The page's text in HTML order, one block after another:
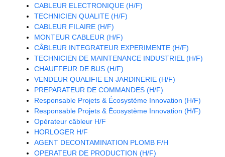
CABLEUR ELECTRONIQUE (H/F)
TECHNICIEN QUALITE (H/F)
CABLEUR FILAIRE (H/F)
MONTEUR CABLEUR (H/F)
CÂBLEUR INTEGRATEUR EXPERIMENTE (H/F)
TECHNICIEN DE MAINTENANCE INDUSTRIEL (H/F)
CHAUFFEUR DE BUS (H/F)
VENDEUR QUALIFIE EN JARDINERIE (H/F)
PREPARATEUR DE COMMANDES (H/F)
Responsable Projets & Écosystème Innovation (H/F)
Responsable Projets & Écosystème Innovation (H/F)
Opérateur câbleur H/F
HORLOGER H/F
AGENT DECONTAMINATION PLOMB F/H
OPERATEUR DE PRODUCTION (H/F)